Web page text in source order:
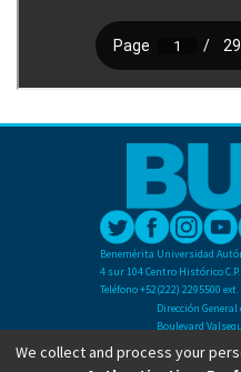
Benemérita Universidad
4 sur 104 Centro Histórico C.P.
Teléfono +52(222) 2295500 ext.
Dirección
Boulevard
Ciudad
C.P. 72570
We collect and process your